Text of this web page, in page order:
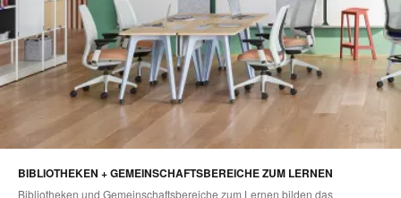
BIBLIOTHEKEN + GEMEINSCHAFTSBEREICHE ZUM LERNEN
Bibliotheken und Gemeinschaftsbereiche zum Lernen bilden das